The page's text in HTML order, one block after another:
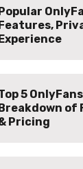
5
of
Pricing